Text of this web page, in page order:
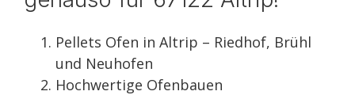
Pellets Ofen in Altrip – Riedhof, Brühl
und Neuhofen
Hochwertige Ofenbauen